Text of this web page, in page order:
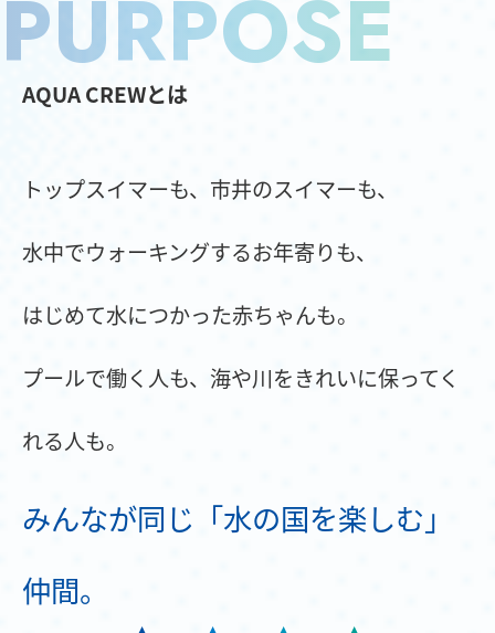
PURPOSE
AQUA CREWとは
トップスイマーも、市井のスイマーも、
水中でウォーキングするお年寄りも、
はじめて水につかった赤ちゃんも。
プールで働く人も、海や川をきれいに保ってく
れる人も。
みんなが同じ「水の国を楽しむ」
仲間。